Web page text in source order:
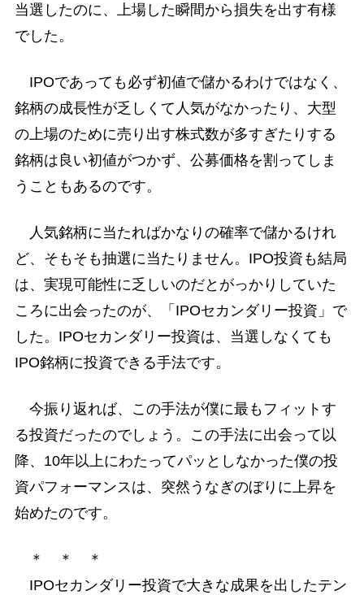
当選したのに、上場した瞬間から損失を出す有様
でした。
IPOであっても必ず初値で儲かるわけではなく、
銘柄の成長性が乏しくて人気がなかったり、大型
の上場のために売り出す株式数が多すぎたりする
銘柄は良い初値がつかず、公募価格を割ってしま
うこともあるのです。
人気銘柄に当たればかなりの確率で儲かるけれ
ど、そもそも抽選に当たりません。IPO投資も結局
は、実現可能性に乏しいのだとがっかりしていた
ころに出会ったのが、「IPOセカンダリー投資」で
した。IPOセカンダリー投資は、当選しなくても
IPO銘柄に投資できる手法です。
今振り返れば、この手法が僕に最もフィットす
る投資だったのでしょう。この手法に出会って以
降、10年以上にわたってパッとしなかった僕の投
資パフォーマンスは、突然うなぎのぼりに上昇を
始めたのです。
＊ ＊ ＊
IPOセカンダリー投資で大きな成果を出したテン